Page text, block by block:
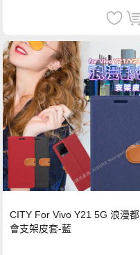
CITY For Vivo Y21 5G 浪漫都
會支架皮套-藍